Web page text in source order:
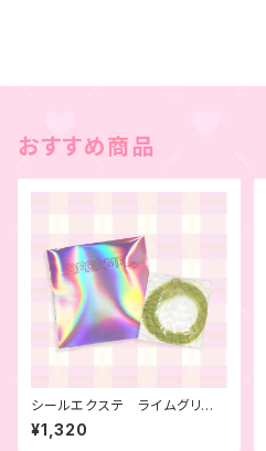
おすすめ商品
シールエクステ ライムグリー
ン 4本セット
¥1,320